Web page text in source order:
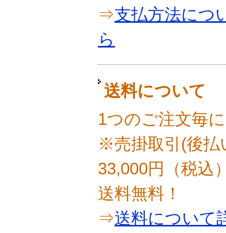
⇒支払方法につ
ら
送料について
1つのご注文毎に
※売掛取引(後払
33,000円（税込
送料無料！
⇒送料について